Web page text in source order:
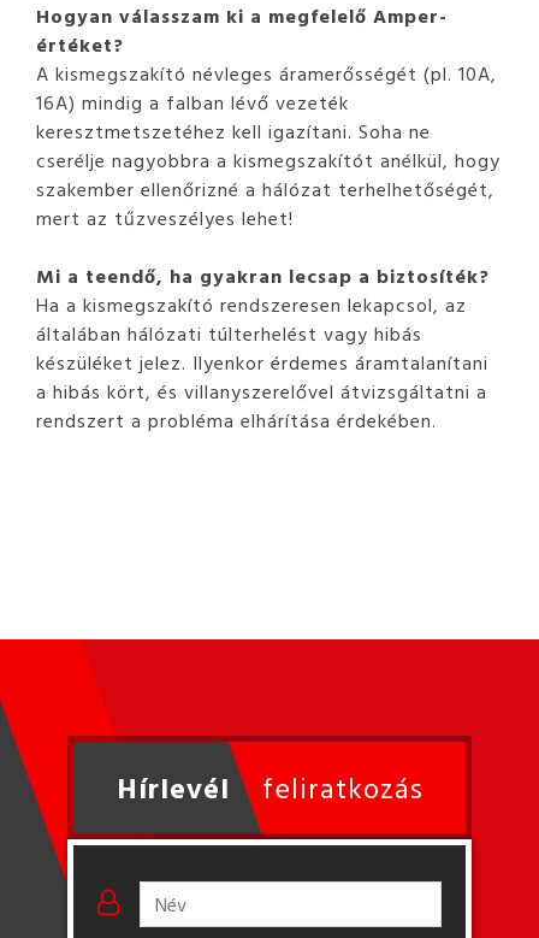
Hogyan válasszam ki a megfelelő Amper-
értéket?
A kismegszakító névleges áramerősségét (pl. 10A,
16A) mindig a falban lévő vezeték
keresztmetszetéhez kell igazítani. Soha ne
cserélje nagyobbra a kismegszakítót anélkül, hogy
szakember ellenőrizné a hálózat terhelhetőségét,
mert az tűzveszélyes lehet!
Mi a teendő, ha gyakran lecsap a biztosíték?
Ha a kismegszakító rendszeresen lekapcsol, az
általában hálózati túlterhelést vagy hibás
készüléket jelez. Ilyenkor érdemes áramtalanítani
a hibás kört, és villanyszerelővel átvizsgáltatni a
rendszert a probléma elhárítása érdekében.
Hírlevél feliratkozás